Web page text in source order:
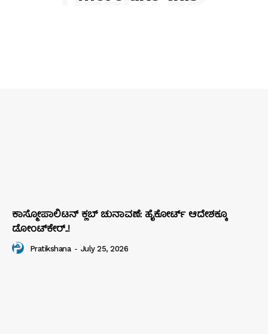
ಕಾಸ್ಮೋಪಾಲಿಟನ್‌ ಕ್ಲಬ್‌ ಚುನಾವಣೆ: ಹೈಕೋರ್ಟ್‌ ಆದೇಶಕ್ಕೂ
ಡೋಂಟ್‌ಕೇರ್‌..!
Pratikshana - July 25, 2026